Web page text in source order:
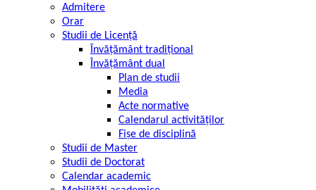
Admitere
Orar
Studii de Licență
Învățământ tradițional
Învățământ dual
Plan de studii
Media
Acte normative
Calendarul activităților
Fișe de disciplină
Studii de Master
Studii de Doctorat
Calendar academic